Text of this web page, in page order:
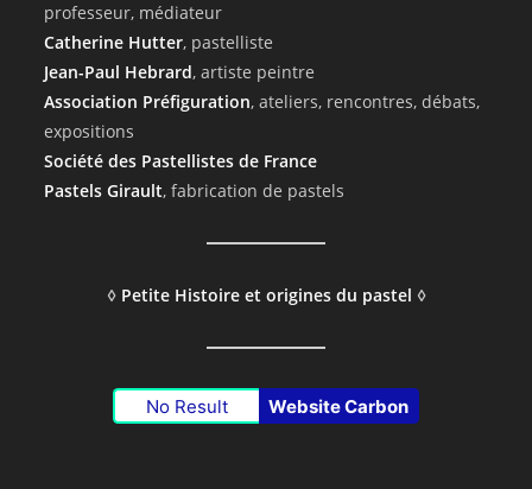
professeur, médiateur
Catherine Hutter, pastelliste
Jean-Paul Hebrard, artiste peintre
Association Préfiguration, ateliers, rencontres, débats,
expositions
Société des Pastellistes de France
Pastels Girault, fabrication de pastels
◊ Petite Histoire et origines du pastel ◊
No Result Website Carbon